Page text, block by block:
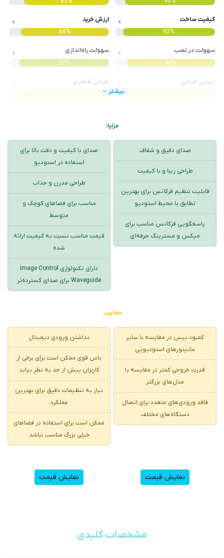
کیفیت ساخت
92%
سهولت در نصب
88%
زیبایی طراحی
ارزش خرید
88%
سهولت راه‌اندازی
90%
طراحی ظاهری
بیشتر
مزایا:
صدای دقیق و شفاف
طراحی زیبا و با کیفیت
قابلیت تنظیم فرکانس برای بهترین
تطابق با محیط استودیو
پاسخگویی فرکانس مناسب برای
میکس و مسترینگ حرفه‌ای
صدای با کیفیت و دقت بالا برای
استفاده در استودیو
طراحی مدرن و جذاب
مناسب برای فضاهای کوچک و
متوسط
قیمت مناسب نسبت به کیفیت ارائه
شده
دارای تکنولوژی Image Control
Waveguide برای صدای گسترده‌تر
معایب:
کمبود بیس در مقایسه با سایر
مانیتورهای استودیویی
قدرت خروجی کمتر در مقایسه با
مدل‌های بزرگتر
فاقد ورودی‌های متعدد برای اتصال
دستگاه‌های مختلف
نداشتن ورودی دیجیتال
باس قوی ممکن است برای برخی از
کاربران بیش از حد به نظر بیاید
نیاز به تنظیمات دقیق برای بهترین
عملکرد
ممکن است برای استفاده در فضاهای
خیلی بزرگ مناسب نباشد
نمایش قیمت نمایش قیمت
مشخصات کلیدی